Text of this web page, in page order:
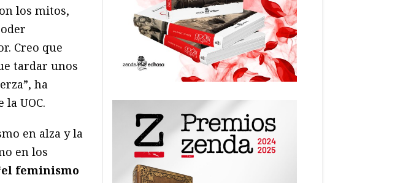
los mitos,
Creo que
tardar unos
ha
UOC.
en alza y la
en los
feminismo